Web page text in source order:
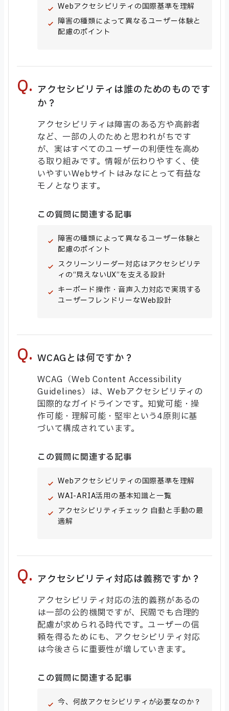
Webアクセシビリティの国際基準を理解
障害の種類によって異なるユーザー体験と
配慮のポイント
アクセシビリティは誰のためのものです
か？
アクセシビリティは障害のある方や高齢者
など、一部の人のためと思われがちです
が、実はすべてのユーザーの利便性を高め
る取り組みです。情報が伝わりやすく、使
いやすいWebサイトはみなにとって有益な
モノとなります。
この質問に関連する記事
障害の種類によって異なるユーザー体験と
配慮のポイント
スクリーンリーダー対応はアクセシビリテ
ィの“見えないUX”を支える設計
キーボード操作・音声入力対応で実現する
ユーザーフレンドリーなWeb設計
WCAGとは何ですか？
WCAG（Web Content Accessibility
Guidelines）は、Webアクセシビリティの
国際的なガイドラインです。知覚可能・操
作可能・理解可能・堅牢という4原則に基
づいて構成されています。
この質問に関連する記事
Webアクセシビリティの国際基準を理解
WAI-ARIA活用の基本知識と一覧
アクセシビリティチェック 自動と手動の最
適解
アクセシビリティ対応は義務ですか？
アクセシビリティ対応の法的義務があるの
は一部の公的機関ですが、民間でも合理的
配慮が求められる時代です。ユーザーの信
頼を得るためにも、アクセシビリティ対応
は今後さらに重要性が増していきます。
この質問に関連する記事
今、何故アクセシビリティが必要なのか？